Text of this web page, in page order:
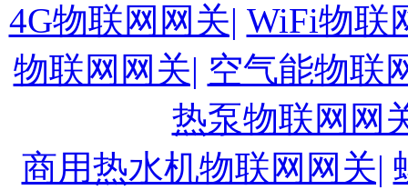
4G物联网网关| WiFi物联
物联网网关| 空气能物联
热泵物联网网
商用热水机物联网网关|